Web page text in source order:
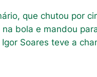
que chutou por
bola e mandou
Soares teve a